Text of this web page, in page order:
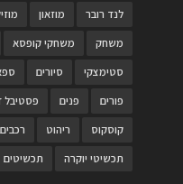
לנד רובר
מוזאון
משחק
משחקי קופסא
סטימצקי
סיורים
פורים
פנים פסטיבל
קוסקוס
ריהוט רכבים
תכשיטי יוקרה
תכשיטים